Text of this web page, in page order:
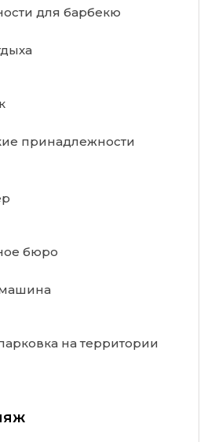
для барбекю
принадлежности
бюро
на территории